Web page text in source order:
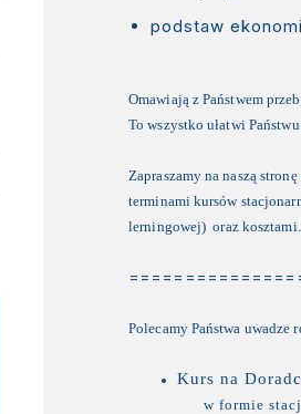
podstaw
Omawiają z Państwem
To wszystko ułatwi
Zapraszamy na naszą stronę
terminami kursów
lerningowej) oraz kosztami.
Polecamy Państwa uwadze
Kurs na
w formie